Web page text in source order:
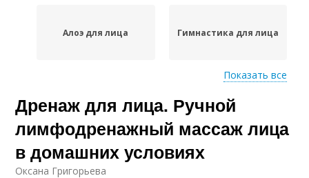
Алоэ для лица Гимнастика для лица
Гимнастики для лица Упражнения для лица
Показать все
Дренаж для лица. Ручной
лимфодренажный массаж лица
в домашних условиях
Оксана Григорьева